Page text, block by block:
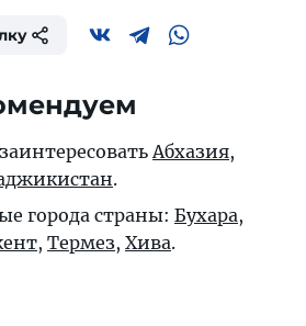
Абхазия,
.
города страны: Бухара,
, Термез, Хива.